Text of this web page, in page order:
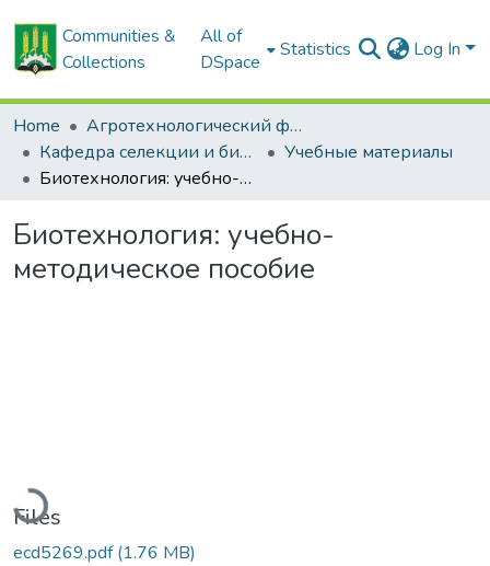
Communities &
Collections
All of
DSpace
Statistics Log In
Home
Агротехнологический факультет
Кафедра селекции и биотехнологии растений
Учебные материалы
Биотехнология: учебно-методическое пособие
Биотехнология: учебно-
методическое пособие
Loading...
Files
ecd5269.pdf(1.76 MB)